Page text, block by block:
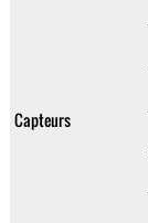
Capteurs